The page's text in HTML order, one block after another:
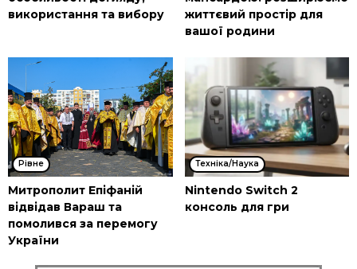
використання та вибору
життєвий простір для
вашої родини
Рівне
Митрополит Епіфаній
відвідав Вараш та
помолився за перемогу
України
Техніка/Наука
Nintendo Switch 2
консоль для гри